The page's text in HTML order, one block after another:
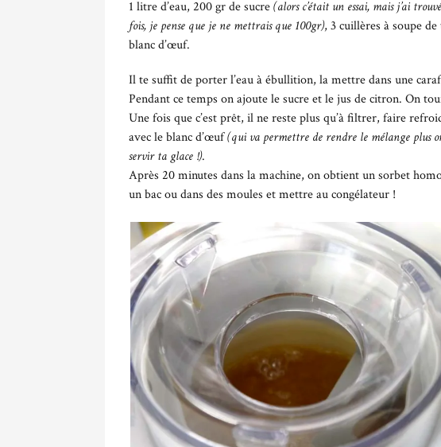
1 litre d’eau, 200 gr de sucre(alors c’était un essai, mais j’ai
fois, je pense que je ne mettrais que 100gr), 3 cuillères à soupe
blanc d’œuf.
Il te suffit de porter l’eau à ébullition, la mettre dans une
Pendant ce temps on ajoute le sucre et le jus de citron. On
Une fois que c’est prêt, il ne reste plus qu’à filtrer, faire
avec le blanc d’œuf(qui va permettre de rendre le mélange plus
servir ta glace !).
Après 20 minutes dans la machine, on obtient un sorbet
un bac ou dans des moules et mettre au congélateur !